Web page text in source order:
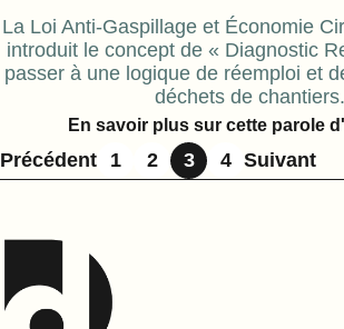
La Loi Anti-Gaspillage et Économie
introduit le concept de « Diagnostic
passer à une logique de réemploi et
déchets de chantiers.
En savoir plus sur cette parole
Pagination
publications
Précédent 1 2 3 4 Suivant